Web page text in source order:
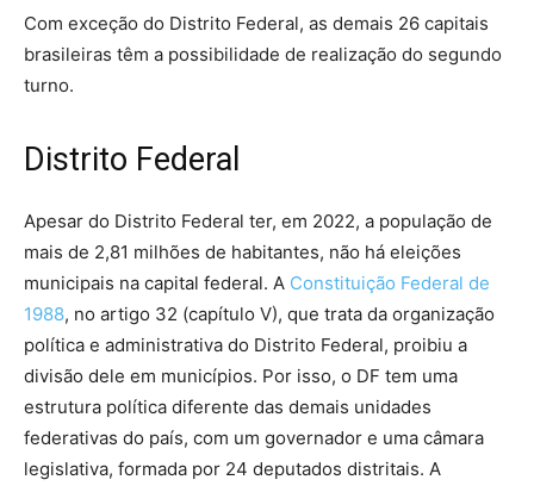
Com exceção do Distrito Federal, as demais 26 capitais
brasileiras têm a possibilidade de realização do segundo
turno.
Distrito Federal
Apesar do Distrito Federal ter, em 2022, a população de
mais de 2,81 milhões de habitantes, não há eleições
municipais na capital federal. A Constituição Federal de
1988, no artigo 32 (capítulo V), que trata da organização
política e administrativa do Distrito Federal, proibiu a
divisão dele em municípios. Por isso, o DF tem uma
estrutura política diferente das demais unidades
federativas do país, com um governador e uma câmara
legislativa, formada por 24 deputados distritais. A